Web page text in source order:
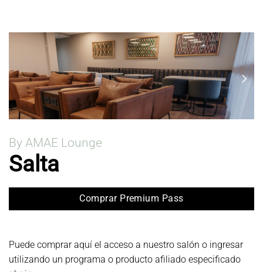
By AMAE Lounge
Salta
Comprar Premium Pass
Puede comprar aquí el acceso a nuestro salón o ingresar
utilizando un programa o producto afiliado especificado